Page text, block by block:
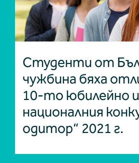
Студенти от
чужбина бяха
10-то юбилейно
националния
одитор“ 2021 г.